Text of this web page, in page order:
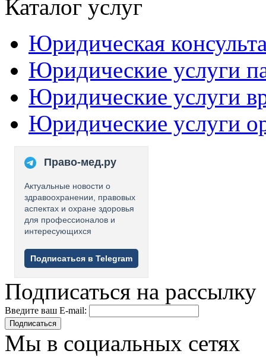
Каталог услуг
Юридическая
Юридические услуги
Юридические услуги
Юридические услуги
Право-мед.ру
Актуальные новости о
здравоохранении, правовых
аспектах и охране здоровья
для профессионалов и
интересующихся
Подписаться в Telegram
Подписаться на рассылку
Введите ваш E-mail:
Подписаться
Мы в социальных сетях